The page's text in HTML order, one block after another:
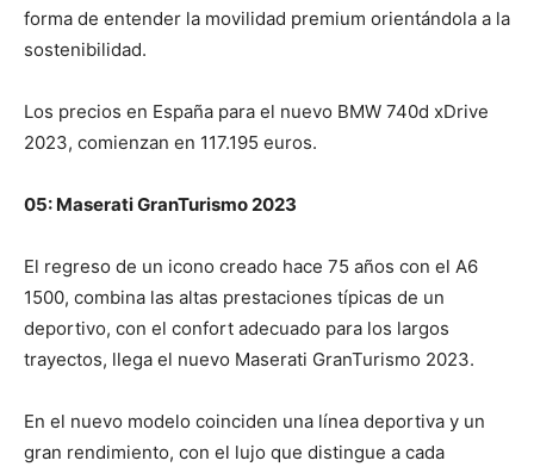
forma de entender la movilidad premium orientándola a la
sostenibilidad.
Los precios en España para el nuevo BMW 740d xDrive
2023, comienzan en 117.195 euros.
05: Maserati GranTurismo 2023
El regreso de un icono creado hace 75 años con el A6
1500, combina las altas prestaciones típicas de un
deportivo, con el confort adecuado para los largos
trayectos, llega el nuevo Maserati GranTurismo 2023.
En el nuevo modelo coinciden una línea deportiva y un
gran rendimiento, con el lujo que distingue a cada